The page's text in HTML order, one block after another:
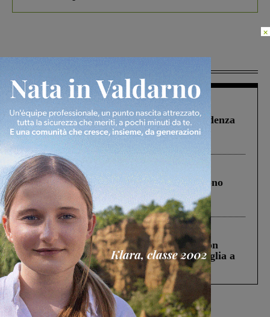
Figline Incisa Valdarno 1 Agosto 2026
Piscina di Figline finanziata oltre la scadenza
Pnrr, il gruppo di Fratelli d’Italia: “Un
ringraziamento al Governo”
Cronaca 4 Agosto 2026
Un anno fa la strage in A1 in cui morirono
Gianni, Giulia e Franco. Lo schianto, il
processo, lo stop ai sorpassi fra tir....
Cronaca 3 Agosto 2026
Scomparso da una struttura di Castiglion
Fiorentino l’uomo che aveva ucciso la figlia a
Levane nel 2020
×